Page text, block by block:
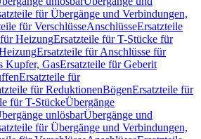
für Übergänge und Verbindungen,
für VerschlüsseAnschlüsseErsatzteile
HeizungErsatzteile für T-Stücke für
Ersatzteile für Anschlüsse für
Kupfer, GasErsatzteile für Geberit
Ersatzteile für
für ReduktionenBögenErsatzteile für
für T-StückeÜbergänge
unlösbarÜbergänge und
für Übergänge und Verbindungen,